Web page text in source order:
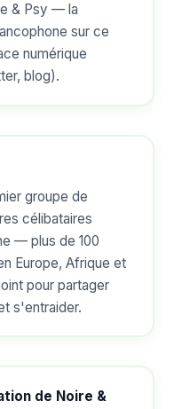
& Psy — la
sur ce
numérique
blog).
groupe de
célibataires
— plus de 100
Europe, Afrique et
pour partager
s'entraider.
de Noire &